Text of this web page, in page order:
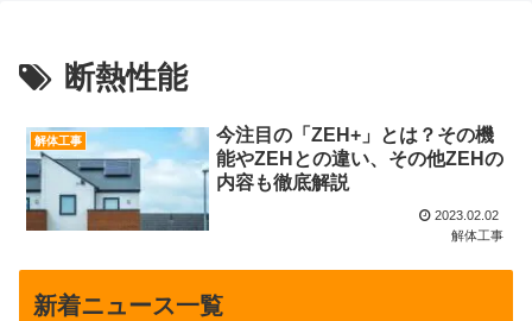
断熱性能
解体工事
今注目の「ZEH+」とは？その機
能やZEHとの違い、その他ZEHの
内容も徹底解説
2023.02.02
解体工事
新着ニュース一覧